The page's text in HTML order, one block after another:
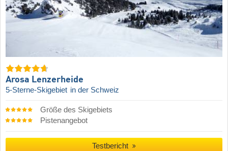
Arosa Lenzerheide
5-Sterne-Skigebiet in der Schweiz
Größe des Skigebiets
Pistenangebot
Testbericht